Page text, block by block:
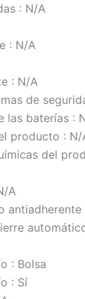
: N/A
: N/A
: N/A
de
las baterías :
producto : N/
del
A
antiadherente
: Bolsa
: Sí